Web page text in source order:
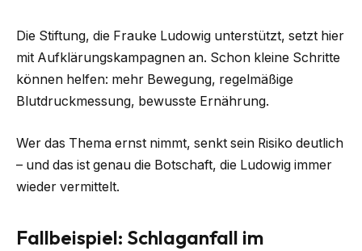
Die Stiftung, die Frauke Ludowig unterstützt, setzt hier
mit Aufklärungskampagnen an. Schon kleine Schritte
können helfen: mehr Bewegung, regelmäßige
Blutdruckmessung, bewusste Ernährung.
Wer das Thema ernst nimmt, senkt sein Risiko deutlich
– und das ist genau die Botschaft, die Ludowig immer
wieder vermittelt.
Fallbeispiel: Schlaganfall im